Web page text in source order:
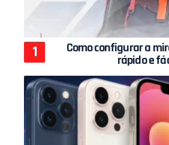
Como configurar a
rápido e